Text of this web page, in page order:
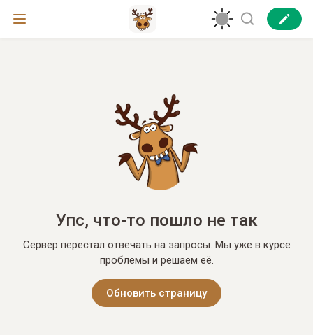
Упс, что-то пошло не так
Сервер перестал отвечать на запросы. Мы уже в курсе
проблемы и решаем её.
Обновить страницу